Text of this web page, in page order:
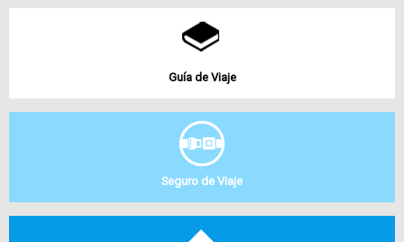
Guía de Viaje
Seguro de Viaje